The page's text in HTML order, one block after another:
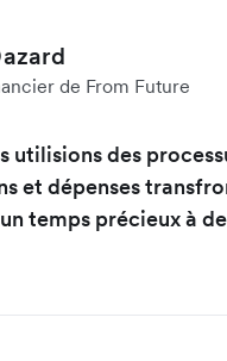
de From Future
utilisions des
et dépenses
temps précieux à